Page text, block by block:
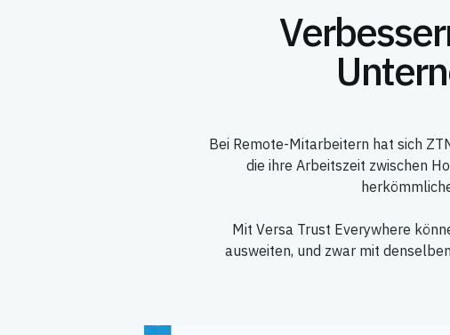
Bei Remote-Mitarbeitern hat sich
die ihre Arbeitszeit zwischen
Mit Versa Trust Everywhere
ausweiten, und zwar mit